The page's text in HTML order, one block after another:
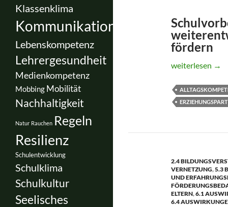
fördern
FamilienErgo®
weiterlesen →
2.4
VERNETZUNG,5.3
UND
ELTERN,6.1
6.4
Klassenklima
Kommunikation
Lebenskompetenz
Lehrergesundheit
Medienkompetenz
Mobbing Mobilität
Nachhaltigkeit
Natur Rauchen Regeln
Resilienz
Schulentwicklung
Schulklima
Schulkultur
Seelisches